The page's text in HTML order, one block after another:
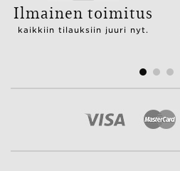
Ilmainen toimitus
kaikkiin tilauksiin juuri nyt.